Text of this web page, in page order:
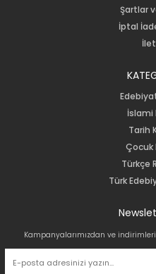
Şartlar
İptal
İslami
Tarih
Çocuk
Türkçe
Türk
Kampanyalarımızdan ve